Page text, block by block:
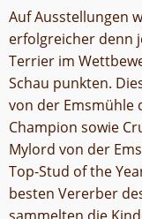
Auf Ausstellungen
erfolgreicher denn
Terrier im
Schau punkten.
von der Emsmühle
Champion sowie
Mylord von der
Top-Stud of the
besten Vererber